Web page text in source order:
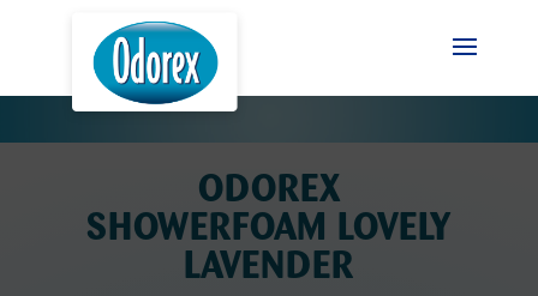
ODOREX
SHOWERFOAM LOVELY
LAVENDER